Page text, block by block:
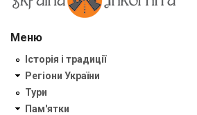
Меню
Історія і традиції
Регіони України
Тури
Пам'ятки